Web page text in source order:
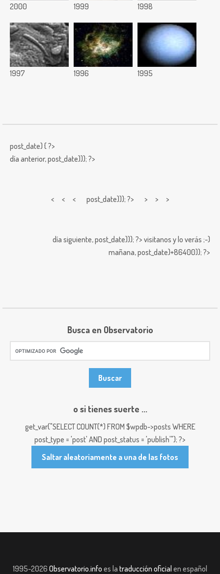
2000 1999 1998
1997 1996 1995
post_date) { ?>
día anterior,post_date))); ?>
< < < post_date))); ?> > > >
día siguiente,post_date))); ?> visitanos y lo verás ;-)
mañana,post_date)+86400)); ?>
Busca en Observatorio
o si tienes suerte ...
get_var("SELECT COUNT(*) FROM $wpdb->posts WHERE
post_type = 'post' AND post_status = 'publish'"); ?>
Saltar aleatoriamente a una de las fotos
1995-2026 Observatorio.info es la traducción oficial en español